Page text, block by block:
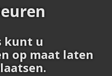
kunt u
op maat laten